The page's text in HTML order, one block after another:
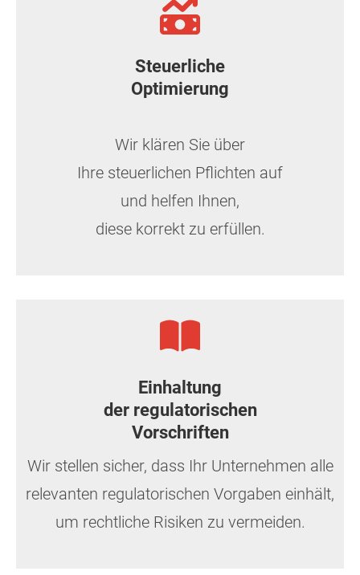
Steuerliche
Optimierung
Wir klären Sie über
Ihre steuerlichen Pflichten auf
und helfen Ihnen,
diese korrekt zu erfüllen.
Einhaltung
der regulatorischen
Vorschriften
Wir stellen sicher, dass Ihr Unternehmen alle
relevanten regulatorischen Vorgaben einhält,
um rechtliche Risiken zu vermeiden.